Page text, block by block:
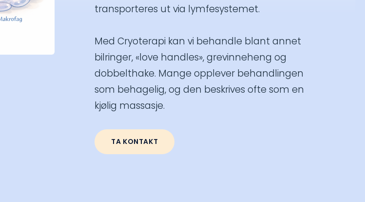
transporteres ut via lymfesystemet.
Med Cryoterapi kan vi behandle blant annet
bilringer, «love handles», grevinneheng og
dobbelthake. Mange opplever behandlingen
som behagelig, og den beskrives ofte som en
kjølig massasje.
TA KONTAKT